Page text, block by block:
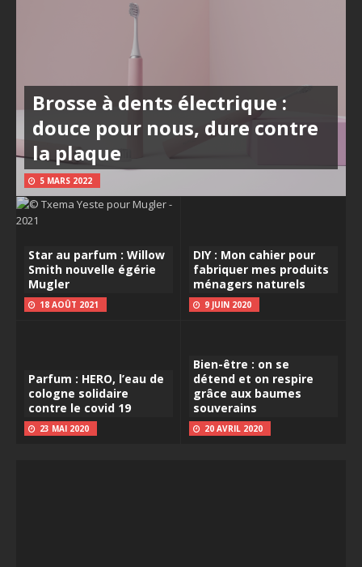
Brosse à dents électrique :
douce pour nous, dure contre
la plaque
5 MARS 2022
Star au parfum : Willow
Smith nouvelle égérie
Mugler
18 AOÛT 2021
DIY : Mon cahier pour
fabriquer mes produits
ménagers naturels
9 JUIN 2020
Parfum : HERO, l’eau de
cologne solidaire
contre le covid 19
23 MAI 2020
Bien-être : on se
détend et on respire
grâce aux baumes
souverains
20 AVRIL 2020